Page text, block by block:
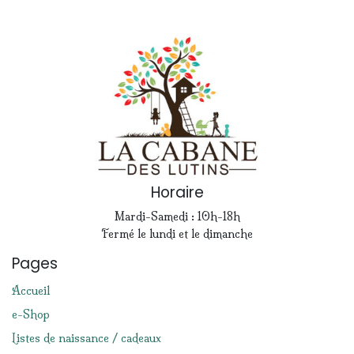
Horaire
Mardi-Samedi : 10h-18h
Fermé le lundi et le dimanche
Pages
Accueil
e-Shop
Listes de naissance / cadeaux